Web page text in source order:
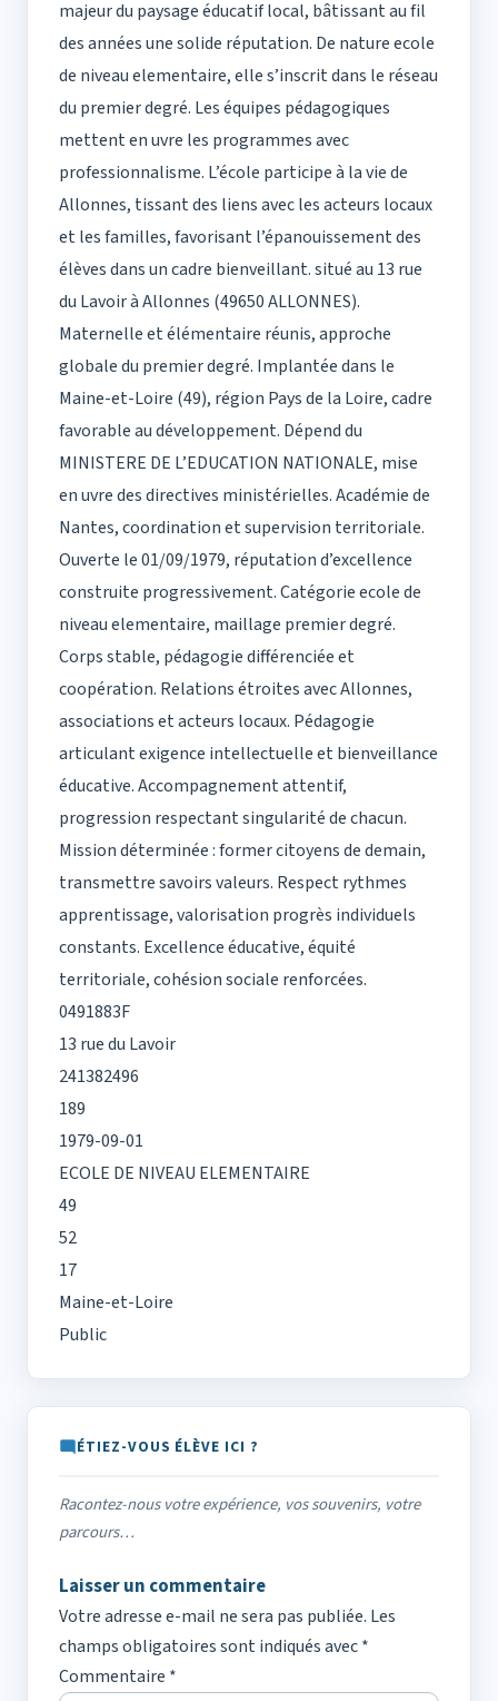
majeur du paysage éducatif local, bâtissant au fil
des années une solide réputation. De nature ecole
de niveau elementaire, elle s’inscrit dans le réseau
du premier degré. Les équipes pédagogiques
mettent en uvre les programmes avec
professionnalisme. L’école participe à la vie de
Allonnes, tissant des liens avec les acteurs locaux
et les familles, favorisant l’épanouissement des
élèves dans un cadre bienveillant. situé au 13 rue
du Lavoir à Allonnes (49650 ALLONNES).
Maternelle et élémentaire réunis, approche
globale du premier degré. Implantée dans le
Maine-et-Loire (49), région Pays de la Loire, cadre
favorable au développement. Dépend du
MINISTERE DE L’EDUCATION NATIONALE, mise
en uvre des directives ministérielles. Académie de
Nantes, coordination et supervision territoriale.
Ouverte le 01/09/1979, réputation d’excellence
construite progressivement. Catégorie ecole de
niveau elementaire, maillage premier degré.
Corps stable, pédagogie différenciée et
coopération. Relations étroites avec Allonnes,
associations et acteurs locaux. Pédagogie
articulant exigence intellectuelle et bienveillance
éducative. Accompagnement attentif,
progression respectant singularité de chacun.
Mission déterminée : former citoyens de demain,
transmettre savoirs valeurs. Respect rythmes
apprentissage, valorisation progrès individuels
constants. Excellence éducative, équité
territoriale, cohésion sociale renforcées.
0491883F
13 rue du Lavoir
241382496
189
1979-09-01
ECOLE DE NIVEAU ELEMENTAIRE
49
52
17
Maine-et-Loire
Public
ÉTIEZ-VOUS ÉLÈVE ICI ?
Racontez-nous votre expérience, vos souvenirs, votre
parcours…
Laisser un commentaire
Votre adresse e-mail ne sera pas publiée. Les
champs obligatoires sont indiqués avec*
Commentaire *